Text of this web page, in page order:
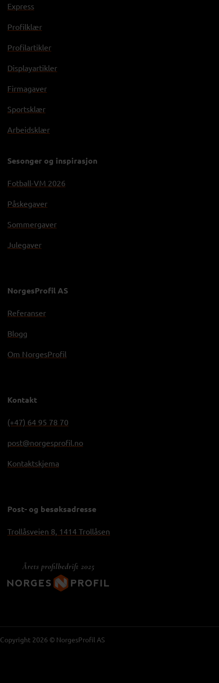
Express
Profilklær
Profilartikler
Displayartikler
Firmagaver
Sportsklær
Arbeidsklær
Sesonger og inspirasjon
Fotball-VM 2026
Påskegaver
Sommergaver
Julegaver
NorgesProfil AS
Referanser
Blogg
Om NorgesProfil
Kontakt
(+47) 64 95 78 70
post@norgesprofil.no
Kontaktskjema
Post- og besøksadresse
Trollåsveien 8, 1414 Trollåsen
Copyright 2026 © NorgesProfil AS